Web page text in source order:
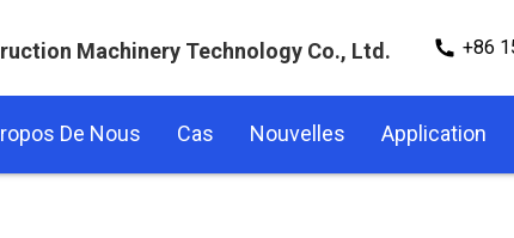
Machinery Technology Co., Ltd. +86
De Nous Cas Nouvelles Application